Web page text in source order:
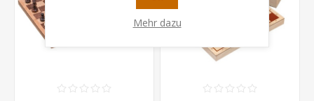
Mehr dazu